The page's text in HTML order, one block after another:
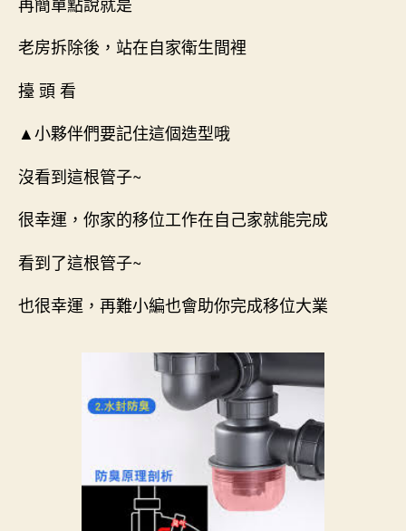
老房拆除後，站在自家衛生間裡
擡 頭 看
▲小夥伴們要記住這個造型哦
沒看到這根管子~
很幸運，你家的移位工作在自己家就能完成
看到了這根管子~
也很幸運，再難小編也會助你完成移位大業